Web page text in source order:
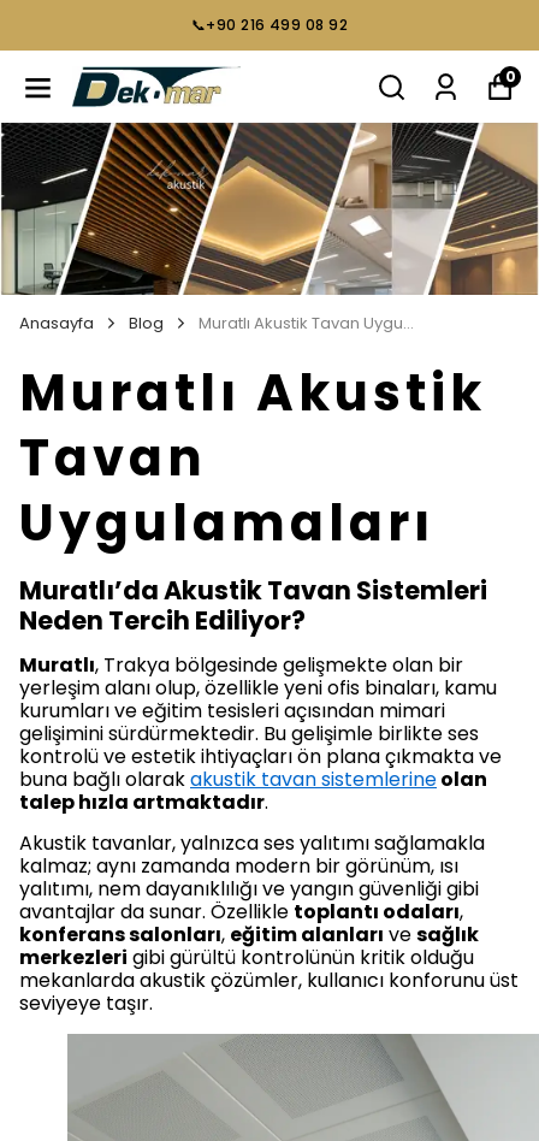
📞+90 216 499 08 92
0
Anasayfa Blog Muratlı Akustik Tavan Uygulamaları
Muratlı Akustik
Tavan
Uygulamaları
Muratlı’da Akustik Tavan Sistemleri
Neden Tercih Ediliyor?
Muratlı, Trakya bölgesinde gelişmekte olan bir
yerleşim alanı olup, özellikle yeni ofis binaları, kamu
kurumları ve eğitim tesisleri açısından mimari
gelişimini sürdürmektedir. Bu gelişimle birlikte ses
kontrolü ve estetik ihtiyaçları ön plana çıkmakta ve
buna bağlı olarakakustik tavan sistemlerineolan
talep hızla artmaktadır.
Akustik tavanlar, yalnızca ses yalıtımı sağlamakla
kalmaz; aynı zamanda modern bir görünüm, ısı
yalıtımı, nem dayanıklılığı ve yangın güvenliği gibi
avantajlar da sunar. Özellikle toplantı odaları,
konferans salonları, eğitim alanları vesağlık
merkezleri gibi gürültü kontrolünün kritik olduğu
mekanlarda akustik çözümler, kullanıcı konforunu üst
seviyeye taşır.